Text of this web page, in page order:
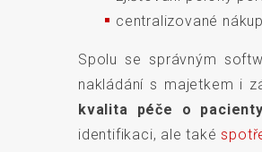
centralizované
Spolu se správným
nakládání s majetkem i
kvalita péče o pacienty
identifikaci, ale také